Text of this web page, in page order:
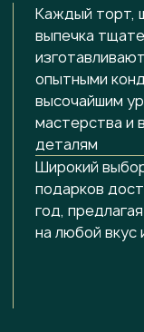
Каждый торт,
выпечка
опытными
высочайшим
мастерства и
деталям
Широкий
подарков
год,
на любой вкус